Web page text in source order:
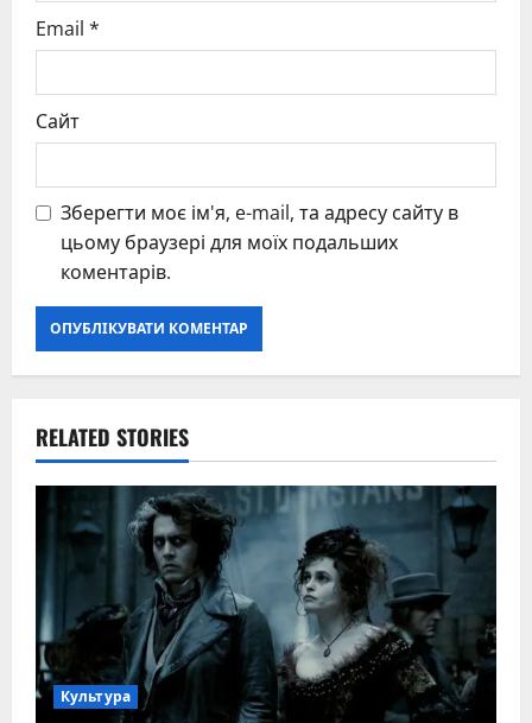
Email *
Сайт
Зберегти моє ім'я, e-mail, та адресу сайту в
цьому браузері для моїх подальших
коментарів.
RELATED STORIES
Культура